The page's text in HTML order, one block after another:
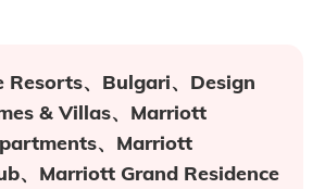
Resorts、Bulgari、Design
& Villas、Marriott
、Marriott
、Marriott Grand Residence